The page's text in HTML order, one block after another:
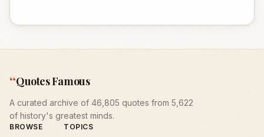
“Quotes Famous
A curated archive of 46,805 quotes from 5,622
of history's greatest minds.
BROWSE TOPICS